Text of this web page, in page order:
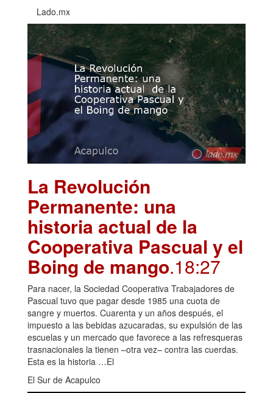
Lado.mx
La Revolución
Permanente: una
historia actual de la
Cooperativa Pascual y el
Boing de mango.18:27
Para nacer, la Sociedad Cooperativa Trabajadores de
Pascual tuvo que pagar desde 1985 una cuota de
sangre y muertos. Cuarenta y un años después, el
impuesto a las bebidas azucaradas, su expulsión de las
escuelas y un mercado que favorece a las refresqueras
trasnacionales la tienen –otra vez– contra las cuerdas.
Esta es la historia …El
El Sur de Acapulco